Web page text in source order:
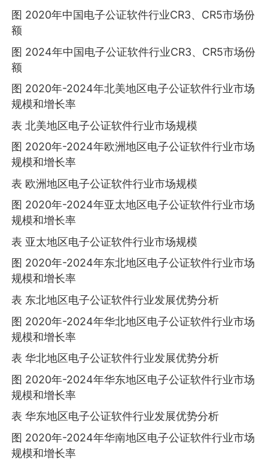
图 2020年中国电子公证软件行业CR3、CR5市场份
额
图 2024年中国电子公证软件行业CR3、CR5市场份
额
图 2020年-2024年北美地区电子公证软件行业市场
规模和增长率
表 北美地区电子公证软件行业市场规模
图 2020年-2024年欧洲地区电子公证软件行业市场
规模和增长率
表 欧洲地区电子公证软件行业市场规模
图 2020年-2024年亚太地区电子公证软件行业市场
规模和增长率
表 亚太地区电子公证软件行业市场规模
图 2020年-2024年东北地区电子公证软件行业市场
规模和增长率
表 东北地区电子公证软件行业发展优势分析
图 2020年-2024年华北地区电子公证软件行业市场
规模和增长率
表 华北地区电子公证软件行业发展优势分析
图 2020年-2024年华东地区电子公证软件行业市场
规模和增长率
表 华东地区电子公证软件行业发展优势分析
图 2020年-2024年华南地区电子公证软件行业市场
规模和增长率